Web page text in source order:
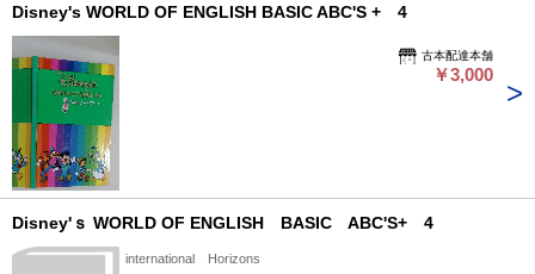
Disney's WORLD OF ENGLISH BASIC ABC'S + 4
古本配達本舗
￥3,000
Disney'ｓ WORLD OF ENGLISH BASIC ABC'S+ 4
international Horizons